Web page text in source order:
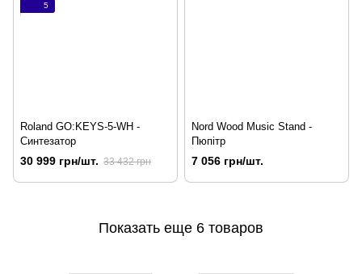
5
Roland GO:KEYS-5-WH -
Синтезатор
30 999 грн/шт. 33 432 грн
Nord Wood Music Stand -
Пюпітр
7 056 грн/шт.
Показать еще 6 товаров